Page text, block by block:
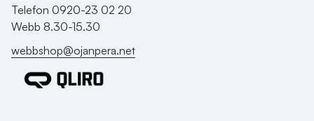
Telefon 0920-23 02 20
Webb 8.30-15.30
webbshop@ojanpera.net